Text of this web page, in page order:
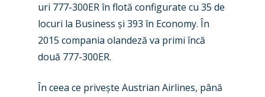
uri 777-300ER în flotă configurate cu 35 de
locuri la Business și 393 în Economy. În
2015 compania olandeză va primi încă
două 777-300ER.
În ceea ce privește Austrian Airlines, până
New Routes
Industry
Dubai 2025
Business Jets